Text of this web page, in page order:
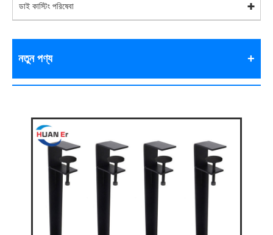
ডাই কাস্টিং পরিষেবা
নতুন পণ্য